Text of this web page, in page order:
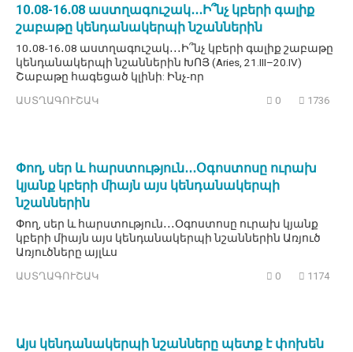
10․08-16․08 աստղագուշակ․․․Ի՞նչ կբերի գալիք
շաբաթը կենդանակերպի նշաններին
10․08-16․08 աստղագուշակ․․․Ի՞նչ կբերի գալիք շաբաթը
կենդանակերպի նշաններին ԽՈՅ (Aries, 21.III–20.IV)
Շաբաթը հագեցած կլինի: Ինչ-որ
ԱՍՏՂԱԳՈՒՇԱԿ 0 1736
Փող, սեր և հարստություն․․․Օգոստոսը ուրախ
կյանք կբերի միայն այս կենդանակերպի
նշաններին
Փող, սեր և հարստություն․․․Օգոստոսը ուրախ կյանք
կբերի միայն այս կենդանակերպի նշաններին Առյուծ
Առյուծները այլևս
ԱՍՏՂԱԳՈՒՇԱԿ 0 1174
Այս կենդանակերպի նշանները պետք է փոխեն